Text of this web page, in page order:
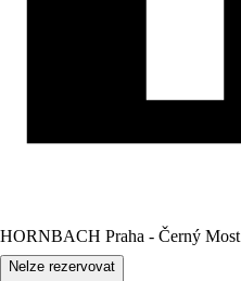
HORNBACH Praha - Černý Most
Nelze rezervovat